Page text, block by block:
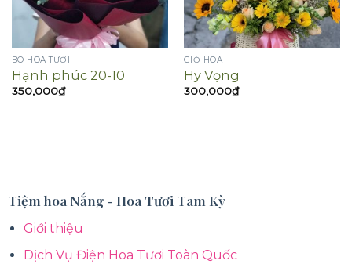
BÓ HOA TƯƠI
Hạnh phúc 20-10
350,000₫
GIỎ HOA
Hy Vọng
300,000₫
Tiệm hoa Nắng - Hoa Tươi Tam Kỳ
Giới thiệu
Dịch Vụ Điện Hoa Tươi Toàn Quốc